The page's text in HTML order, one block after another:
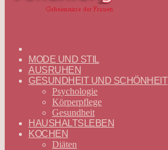
—
DEUTSCH
MODE UND STIL
AUSRUHEN
GESUNDHEIT UND SCHÖNHEIT
Psychologie
Körperpflege
Gesundheit
HAUSHALTSLEBEN
KOCHEN
Diäten